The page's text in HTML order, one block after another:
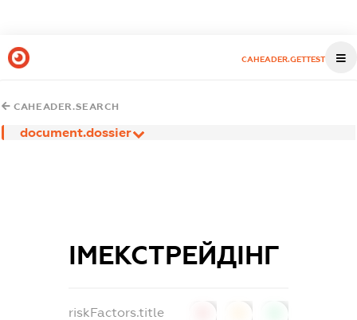
CAHEADER.GETTEST
CAHEADER.SEARCH
document.dossier
ІМЕКСТРЕЙДІНГ
riskFactors.title